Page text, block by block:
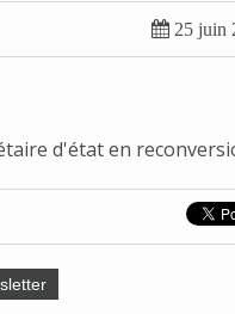
 25 juin
d'état en